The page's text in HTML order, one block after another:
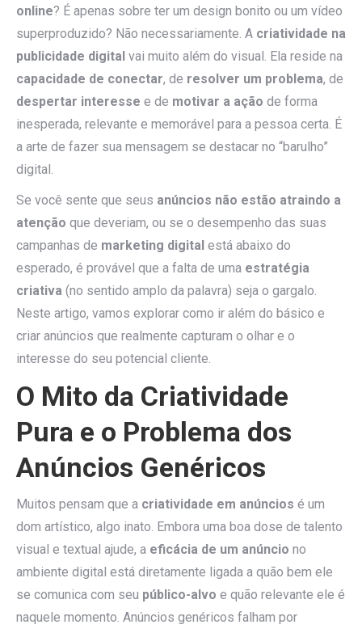
online? É apenas sobre ter um design bonito ou um vídeo
superproduzido? Não necessariamente. A criatividade na
publicidade digital vai muito além do visual. Ela reside na
capacidade de conectar, de resolver um problema, de
despertar interesse e de motivar a ação de forma
inesperada, relevante e memorável para a pessoa certa. É
a arte de fazer sua mensagem se destacar no “barulho”
digital.
Se você sente que seus anúncios não estão atraindo a
atenção que deveriam, ou se o desempenho das suas
campanhas de marketing digital está abaixo do
esperado, é provável que a falta de uma estratégia
criativa (no sentido amplo da palavra) seja o gargalo.
Neste artigo, vamos explorar como ir além do básico e
criar anúncios que realmente capturam o olhar e o
interesse do seu potencial cliente.
O Mito da Criatividade
Pura e o Problema dos
Anúncios Genéricos
Muitos pensam que a criatividade em anúncios é um
dom artístico, algo inato. Embora uma boa dose de talento
visual e textual ajude, a eficácia de um anúncio no
ambiente digital está diretamente ligada a quão bem ele
se comunica com seu público-alvo e quão relevante ele é
naquele momento. Anúncios genéricos falham por